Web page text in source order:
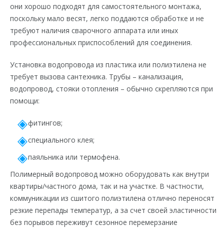
они хорошо подходят для самостоятельного монтажа,
поскольку мало весят, легко поддаются обработке и не
требуют наличия сварочного аппарата или иных
профессиональных приспособлений для соединения.
Установка водопровода из пластика или полиэтилена не
требует вызова сантехника. Трубы – канализация,
водопровод, стояки отопления – обычно скрепляются при
помощи:
фитингов;
специального клея;
паяльника или термофена.
Полимерный водопровод можно оборудовать как внутри
квартиры/частного дома, так и на участке. В частности,
коммуникации из сшитого полиэтилена отлично переносят
резкие перепады температур, а за счет своей эластичности
без порывов переживут сезонное перемерзание